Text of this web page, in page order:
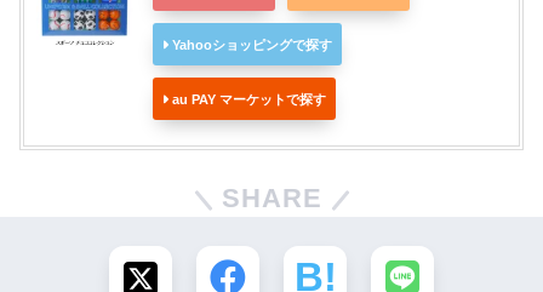
Yahooショッピングで探す
au PAY マーケットで探す
SHARE